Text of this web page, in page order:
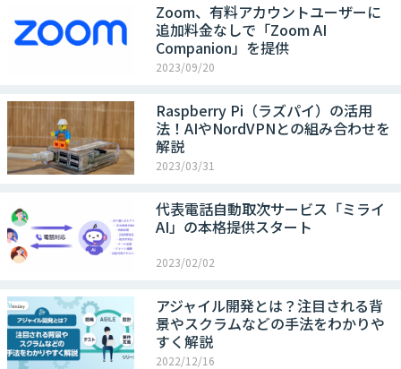
Zoom、有料アカウントユーザーに
追加料金なしで「Zoom AI
Companion」を提供
2023/09/20
Raspberry Pi（ラズパイ）の活用
法！AIやNordVPNとの組み合わせを
解説
2023/03/31
代表電話自動取次サービス「ミライ
AI」の本格提供スタート
2023/02/02
アジャイル開発とは？注目される背
景やスクラムなどの手法をわかりや
すく解説
2022/12/16